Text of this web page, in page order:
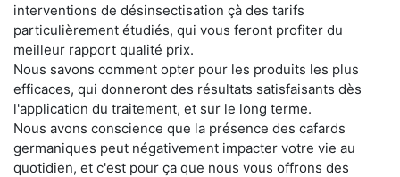
interventions de désinsectisation çà des tarifs
particulièrement étudiés, qui vous feront profiter du
meilleur rapport qualité prix.
Nous savons comment opter pour les produits les plus
efficaces, qui donneront des résultats satisfaisants dès
l'application du traitement, et sur le long terme.
Nous avons conscience que la présence des cafards
germaniques peut négativement impacter votre vie au
quotidien, et c'est pour ça que nous vous offrons des